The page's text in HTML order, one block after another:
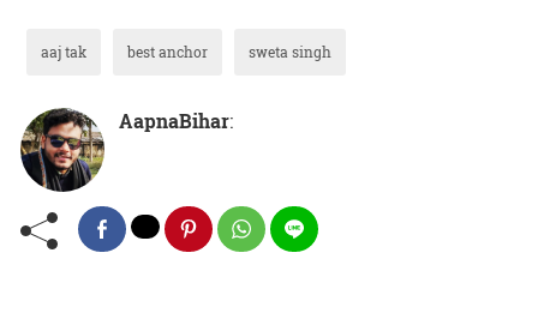
aaj tak best anchor sweta singh
AapnaBihar: